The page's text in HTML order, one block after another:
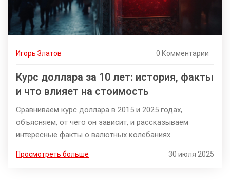
Игорь Златов 0 Комментарии
Курс доллара за 10 лет: история, факты
и что влияет на стоимость
Сравниваем курс доллара в 2015 и 2025 годах,
объясняем, от чего он зависит, и рассказываем
интересные факты о валютных колебаниях.
Просмотреть больше 30 июля 2025